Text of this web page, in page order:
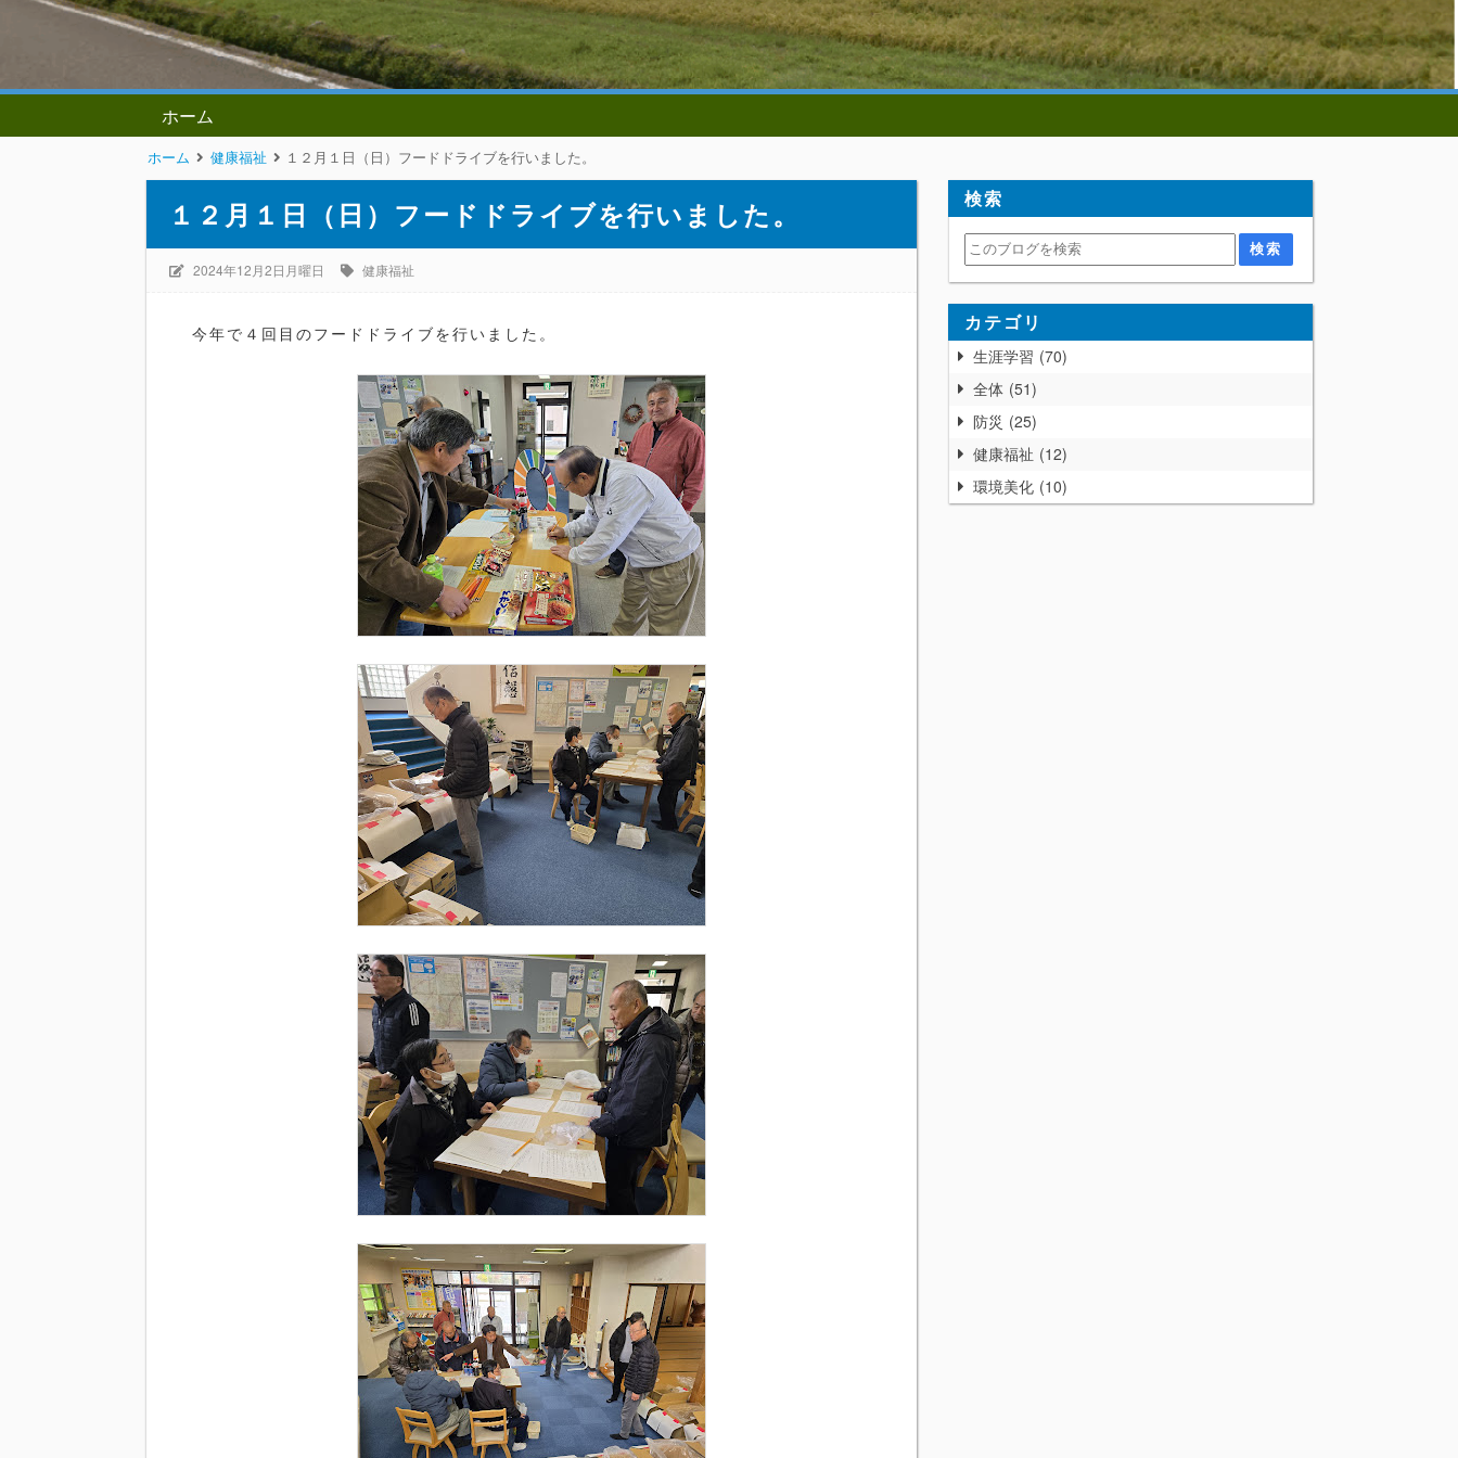
ホーム
ホーム 健康福祉 １２月１日（日）フードドライブを行いました。
１２月１日（日）フードドライブを行いました。
2024年12月2日月曜日 健康福祉
今年で４回目のフードドライブを行いました。
検索
カテゴリ
生涯学習 70
全体 51
防災 25
健康福祉 12
環境美化 10